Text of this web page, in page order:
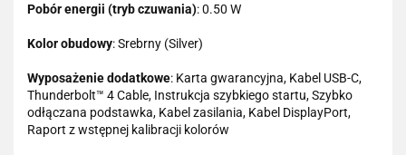
Pobór energii (tryb czuwania): 0.50 W
Kolor obudowy: Srebrny (Silver)
Wyposażenie dodatkowe: Karta gwarancyjna, Kabel USB-C,
Thunderbolt™ 4 Cable, Instrukcja szybkiego startu, Szybko
odłączana podstawka, Kabel zasilania, Kabel DisplayPort,
Raport z wstępnej kalibracji kolorów